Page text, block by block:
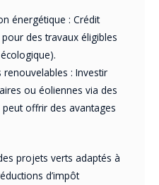
énergétique : Crédit
des travaux éligibles
: Investir
ou éoliennes via des
peut offrir des avantages
projets verts adaptés à
d’impôt